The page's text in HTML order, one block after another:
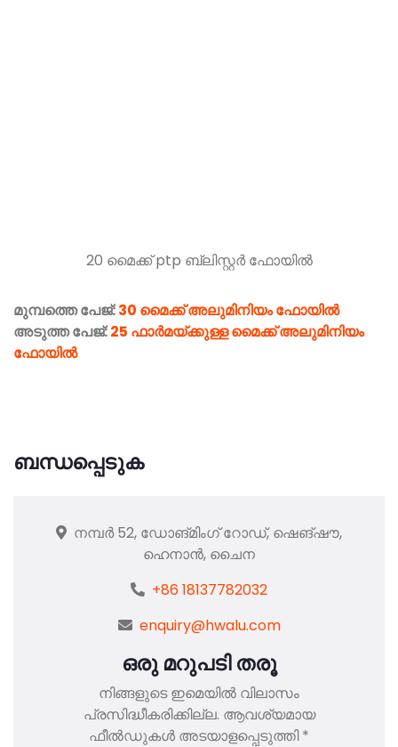
20 മൈക്ക് ptp ബ്ലിസ്റ്റർ ഫോയിൽ
മുമ്പത്തെ പേജ്:30 മൈക്ക് അലുമിനിയം ഫോയിൽ
അടുത്ത പേജ്:25 ഫാർമയ്ക്കുള്ള മൈക്ക് അലുമിനിയം
ഫോയിൽ
ബന്ധപ്പെടുക
നമ്പർ 52, ഡോങ്മിംഗ് റോഡ്, ഷെങ്‌ഷൗ,
ഹെനാൻ, ചൈന
+86 18137782032
enquiry@hwalu.com
ഒരു മറുപടി തരൂ
നിങ്ങളുടെ ഇമെയിൽ വിലാസം
പ്രസിദ്ധീകരിക്കില്ല. ആവശ്യമായ
ഫീൽഡുകൾ അടയാളപ്പെടുത്തി*